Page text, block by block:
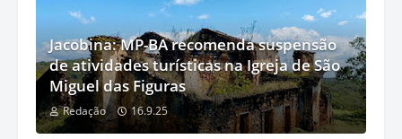
Jacobina: MP-BA recomenda suspensão
de atividades turísticas na Igreja de São
Miguel das Figuras
Redação 16.9.25